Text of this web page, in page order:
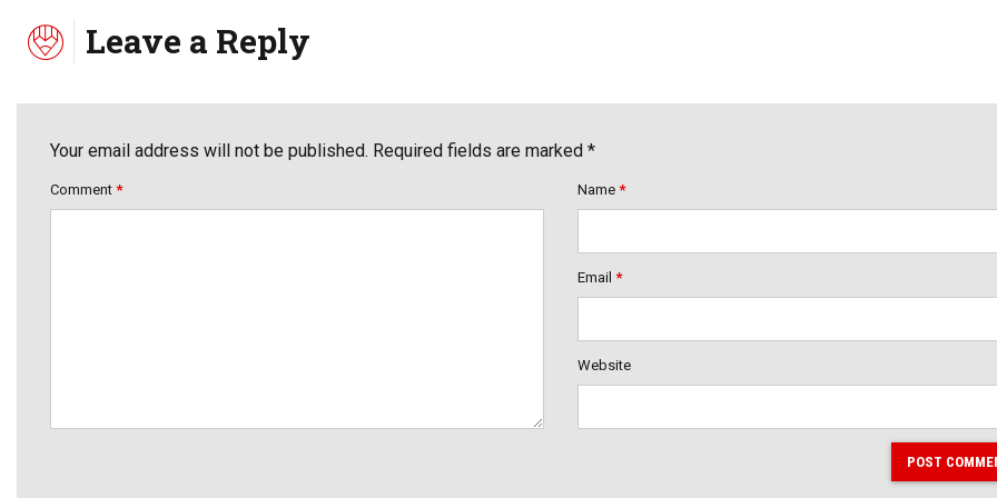
Leave a Reply
Your email address will not be published. Required fields are marked *
Comment * Name *
Email *
Website
POST